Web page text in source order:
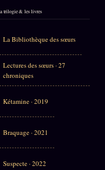
trilogie & les livres
La Bibliothèque des sœurs
Lectures des sœurs · 27
chroniques
Kétamine · 2019
Braquage · 2021
Suspecte · 2022